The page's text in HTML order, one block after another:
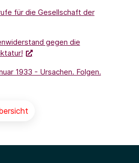
für die Gesellschaft der
gegen die
1933 - Ursachen. Folgen.